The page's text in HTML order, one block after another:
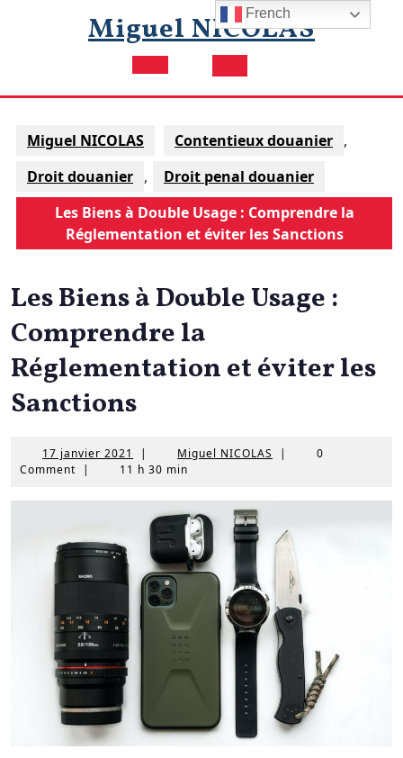
Miguel NICOLAS
Open
Miguel NICOLAS Contentieux douanier ,
Droit douanier ,
Droit penal douanier
Les Biens à Double Usage : Comprendre la
Réglementation et éviter les Sanctions
Les Biens à Double Usage :
Comprendre la
Réglementation et éviter les
Sanctions
17 janvier 2021
17
janvier
| Miguel NICOLAS Miguel
|
0
Comment
| 11 h 30 min
French